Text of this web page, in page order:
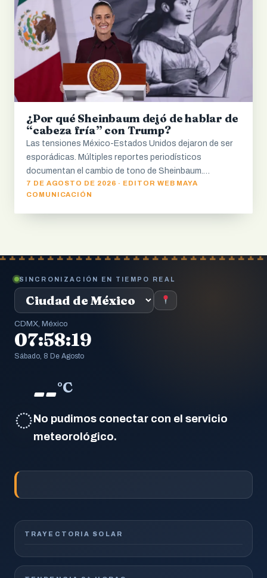
¿Por qué Sheinbaum dejó de hablar de
“cabeza fría” con Trump?
Las tensiones México-Estados Unidos dejaron de ser
esporádicas. Múltiples reportes periodísticos
documentan el cambio de tono de Sheinbaum.…
7 DE AGOSTO DE 2026 · EDITOR WEB MAYA
COMUNICACIÓN
SINCRONIZACIÓN EN TIEMPO REAL
CDMX, México
07:58:20
Sábado, 8 De Agosto
◌
--°C
No pudimos conectar con el servicio
meteorológico.
TRAYECTORIA SOLAR